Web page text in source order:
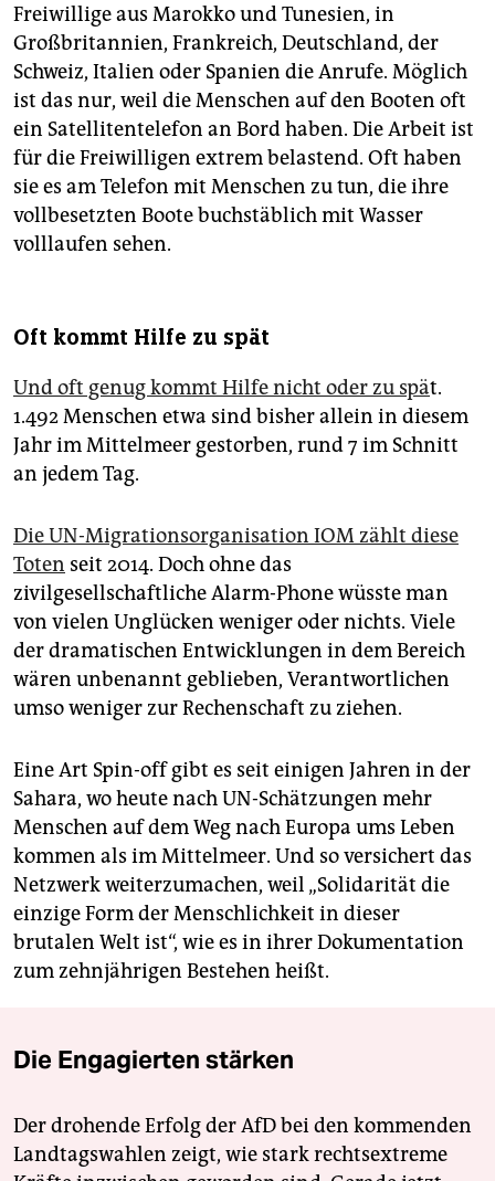
Freiwillige aus Marokko und Tunesien, in
Großbritannien, Frankreich, Deutschland, der
Schweiz, Italien oder Spanien die Anrufe. Möglich
ist das nur, weil die Menschen auf den Booten oft
ein Satellitentelefon an Bord haben. Die Arbeit ist
für die Freiwilligen extrem belastend. Oft haben
sie es am Telefon mit Menschen zu tun, die ihre
vollbesetzten Boote buchstäblich mit Wasser
volllaufen sehen.
Oft kommt Hilfe zu spät
Und oft genug kommt Hilfe nicht oder zu spät.
1.492 Menschen etwa sind bisher allein in diesem
Jahr im Mittelmeer gestorben, rund 7 im Schnitt
an jedem Tag.
Die UN-Migrationsorganisation IOM zählt diese
Toten seit 2014. Doch ohne das
zivilgesellschaftliche Alarm-Phone wüsste man
von vielen Unglücken weniger oder nichts. Viele
der dramatischen Entwicklungen in dem Bereich
wären unbenannt geblieben, Verantwortlichen
umso weniger zur Rechenschaft zu ziehen.
Eine Art Spin-off gibt es seit einigen Jahren in der
Sahara, wo heute nach UN-Schätzungen mehr
Menschen auf dem Weg nach Europa ums Leben
kommen als im Mittelmeer. Und so versichert das
Netzwerk weiterzumachen, weil „Solidarität die
einzige Form der Menschlichkeit in dieser
brutalen Welt ist“, wie es in ihrer Dokumentation
zum zehnjährigen Bestehen heißt.
Die Engagierten stärken
Der drohende Erfolg der AfD bei den kommenden
Landtagswahlen zeigt, wie stark rechtsextreme